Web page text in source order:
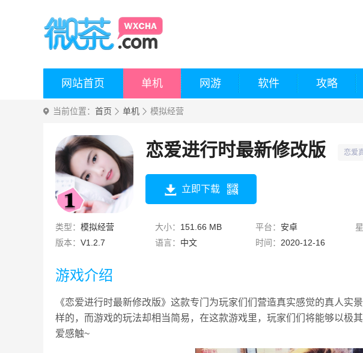
网站首页 单机 网游 软件 攻略
当前位置： 首页 单机 模拟经营
恋爱进行时最新修改版 恋爱
立即下载
类型： 模拟经营 大小： 151.66 MB 平台： 安卓
版本： V1.2.7 语言： 中文 时间： 2020-12-16
游戏介绍
《恋爱进行时最新修改版》这款专门为玩家们们营造真实感觉的真人实
样的，而游戏的玩法却相当简易，在这款游戏里，玩家们们将能够以极
爱感触~